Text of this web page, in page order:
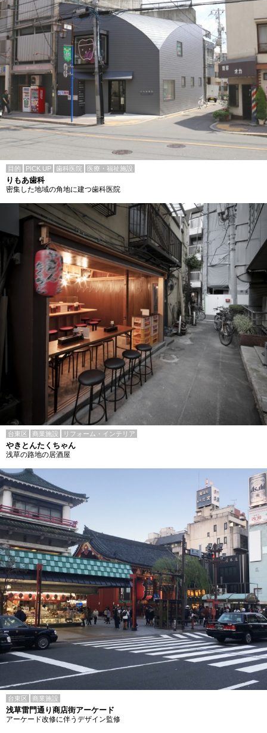
目的 PICK UP 歯科医院 医療・福祉施設
りもあ歯科
密集した地域の角地に建つ歯科医院
台東区 商業施設 リフォーム・インテリア
やきとんたくちゃん
浅草の路地の居酒屋
台東区 商業施設
浅草雷門通り商店街アーケード
アーケード改修に伴うデザイン監修